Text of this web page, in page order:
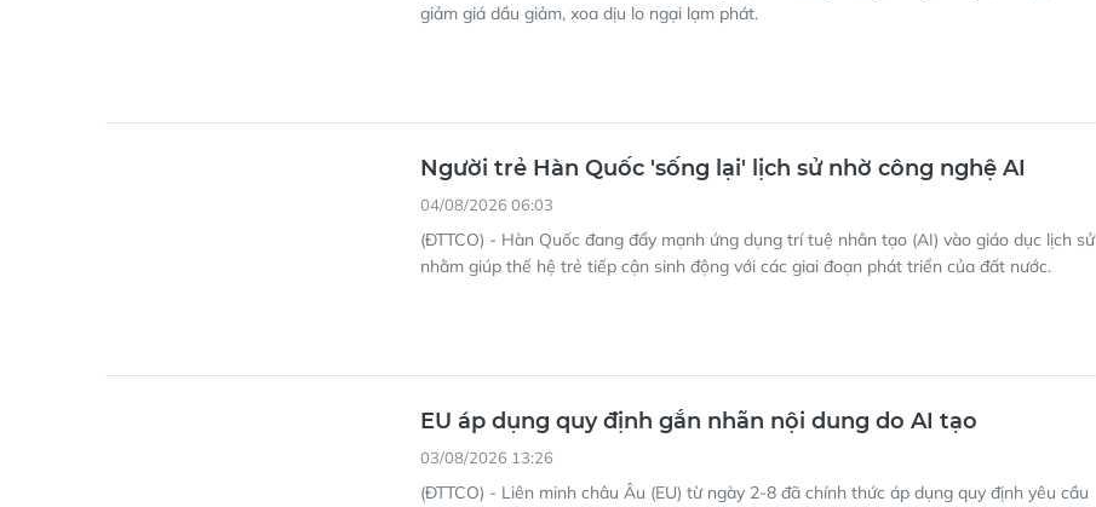
giảm giá dầu giảm, xoa dịu lo ngại lạm phát.
Người trẻ Hàn Quốc 'sống lại' lịch sử nhờ công nghệ AI
04/08/2026 06:03
(ĐTTCO) - Hàn Quốc đang đẩy mạnh ứng dụng trí tuệ nhân tạo (AI) vào giáo dục lịch sử
nhằm giúp thế hệ trẻ tiếp cận sinh động với các giai đoạn phát triển của đất nước.
EU áp dụng quy định gắn nhãn nội dung do AI tạo
03/08/2026 13:26
(ĐTTCO) - Liên minh châu Âu (EU) từ ngày 2-8 đã chính thức áp dụng quy định yêu cầu